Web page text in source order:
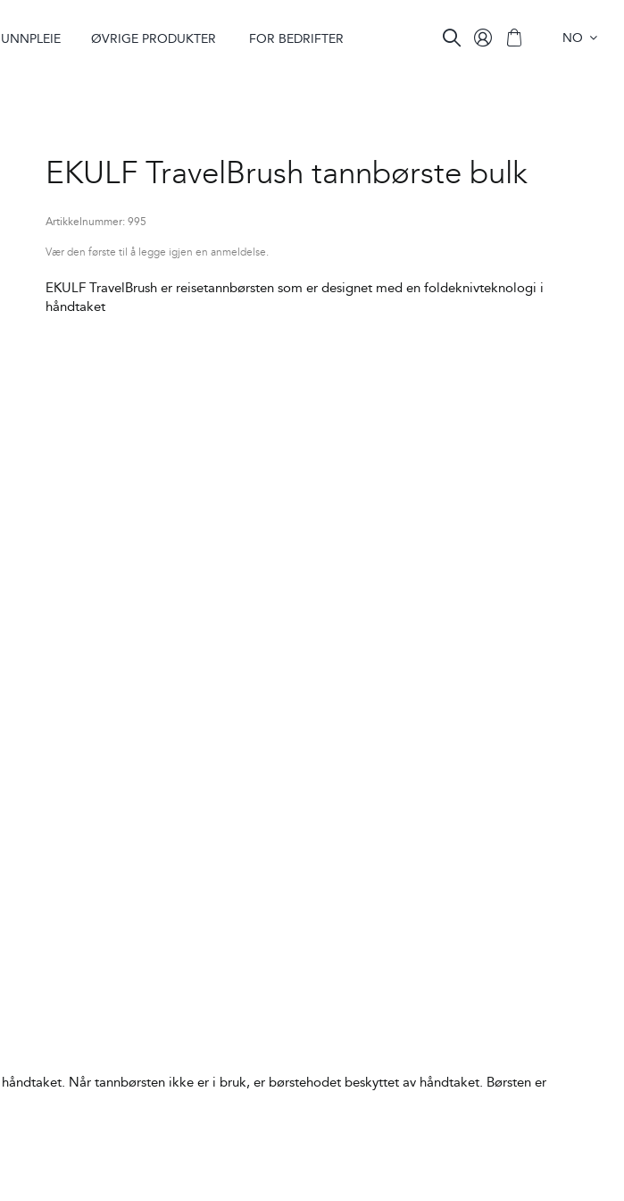
ØVRIGE PRODUKTER FOR BEDRIFTER NO
EKULF TravelBrush tannbørste bulk
Artikkelnummer:995
Vær den første til å legge igjen en anmeldelse.
EKULF TravelBrush er reisetannbørsten som er designet med en foldeknivteknologi i
håndtaket
Når tannbørsten ikke er i bruk, er børstehodet beskyttet av håndtaket. Børsten er